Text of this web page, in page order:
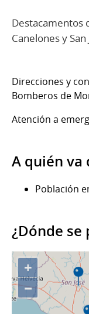
Destacamentos
Canelones y San
Direcciones y
Bomberos de
Atención a
A quién va
Población
¿Dónde se
+
−